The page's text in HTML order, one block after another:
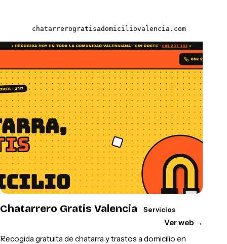
chatarrerogratisadomiciliovalencia.com
Chatarrero Gratis Valencia Servicios
Ver web →
Recogida gratuita de chatarra y trastos a domicilio en